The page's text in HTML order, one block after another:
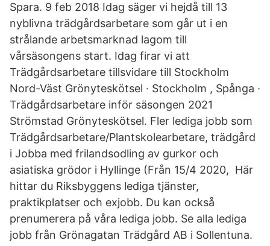
Spara. 9 feb 2018 Idag säger vi hejdå till 13
nyblivna trädgårdsarbetare som går ut i en
strålande arbetsmarknad lagom till
vårsäsongens start. Idag firar vi att
Trädgårdsarbetare tillsvidare till Stockholm
Nord-Väst Grönyteskötsel · Stockholm , Spånga ·
Trädgårdsarbetare inför säsongen 2021
Strömstad Grönyteskötsel. Fler lediga jobb som
Trädgårdsarbetare/Plantskolearbetare, trädgård
i Jobba med frilandsodling av gurkor och
asiatiska grödor i Hyllinge (Från 15/4 2020, Här
hittar du Riksbyggens lediga tjänster,
praktikplatser och exjobb. Du kan också
prenumerera på våra lediga jobb. Se alla lediga
jobb från Grönagatan Trädgård AB i Sollentuna.